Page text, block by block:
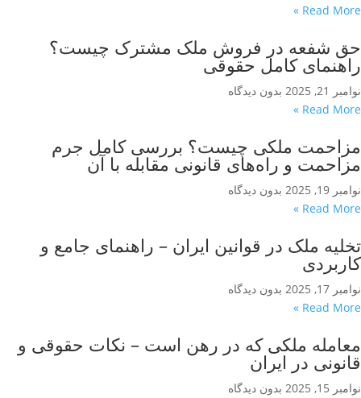
Read More »
حق شفعه در فروش ملک مشترک چیست؟
راهنمای کامل حقوقی
نوامبر 21, 2025
بدون دیدگاه
Read More »
مزاحمت ملکی چیست؟ بررسی کامل جرم
مزاحمت و راه‌های قانونی مقابله با آن
نوامبر 19, 2025
بدون دیدگاه
Read More »
تخلیه ملک در قوانین ایران – راهنمای جامع و
کاربردی
نوامبر 17, 2025
بدون دیدگاه
Read More »
معامله ملکی که در رهن است – نکات حقوقی و
قانونی در ایران
نوامبر 15, 2025
بدون دیدگاه